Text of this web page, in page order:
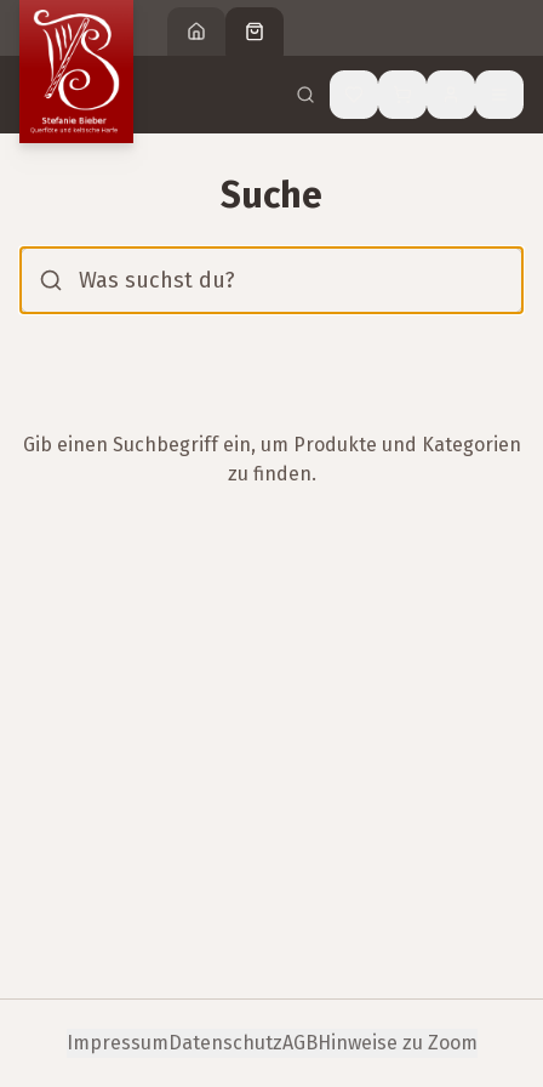
Suche
Gib einen Suchbegriff ein, um Produkte und Kategorien
zu finden.
ImpressumDatenschutzAGBHinweise zu Zoom